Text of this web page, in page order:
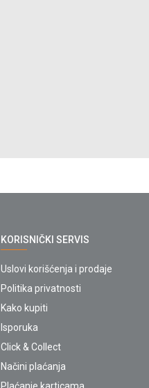
KORISNIČKI SERVIS
Uslovi korišćenja i prodaje
Politika privatnosti
Kako kupiti
Isporuka
Click & Collect
Načini plaćanja